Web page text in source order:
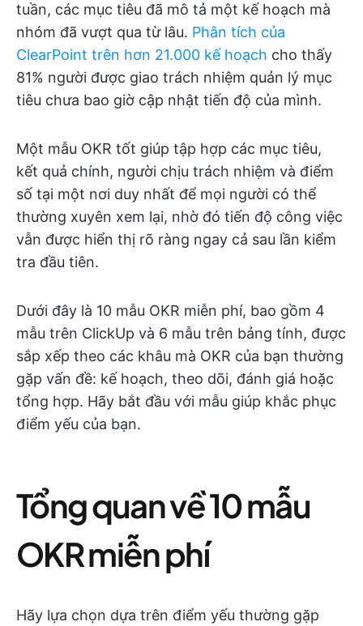
tuần, các mục tiêu đã mô tả một kế hoạch mà
nhóm đã vượt qua từ lâu. Phân tích của
ClearPoint trên hơn 21.000 kế hoạch cho thấy
81% người được giao trách nhiệm quản lý mục
tiêu chưa bao giờ cập nhật tiến độ của mình.
Một mẫu OKR tốt giúp tập hợp các mục tiêu,
kết quả chính, người chịu trách nhiệm và điểm
số tại một nơi duy nhất để mọi người có thể
thường xuyên xem lại, nhờ đó tiến độ công việc
vẫn được hiển thị rõ ràng ngay cả sau lần kiểm
tra đầu tiên.
Dưới đây là 10 mẫu OKR miễn phí, bao gồm 4
mẫu trên ClickUp và 6 mẫu trên bảng tính, được
sắp xếp theo các khâu mà OKR của bạn thường
gặp vấn đề: kế hoạch, theo dõi, đánh giá hoặc
tổng hợp. Hãy bắt đầu với mẫu giúp khắc phục
điểm yếu của bạn.
Tổng quan về 10 mẫu
OKR miễn phí
Hãy lựa chọn dựa trên điểm yếu thường gặp